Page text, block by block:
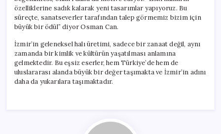
özelliklerine sadık kalarak yeni tasarımlar yapıyoruz. Bu
süreçte, sanatseverler tarafından talep görmemiz bizim için
büyük bir ödül” diyor Osman Can.
İzmir’in geleneksel halı üretimi, sadece bir zanaat değil, aynı
zamanda bir kimlik ve kültürün yaşatılması anlamına
gelmektedir. Bu eşsiz eserler, hem Türkiye’de hem de
uluslararası alanda büyük bir değer taşımakta ve İzmir’in adını
daha da yukarılara taşımaktadır.